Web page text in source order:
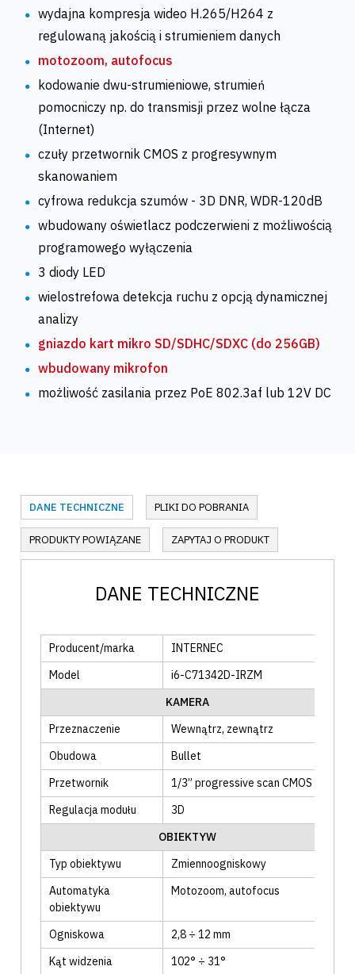
wydajna kompresja wideo H.265/H264 z
regulowaną jakością i strumieniem danych
motozoom, autofocus
kodowanie dwu-strumieniowe, strumień
pomocniczy np. do transmisji przez wolne łącza
(Internet)
czuły przetwornik CMOS z progresywnym
skanowaniem
cyfrowa redukcja szumów - 3D DNR, WDR-120dB
wbudowany oświetlacz podczerwieni z możliwością
programowego wyłączenia
3 diody LED
wielostrefowa detekcja ruchu z opcją dynamicznej
analizy
gniazdo kart mikro SD/SDHC/SDXC (do 256GB)
wbudowany mikrofon
możliwość zasilania przez PoE 802.3af lub 12V DC
DANE TECHNICZNE PLIKI DO POBRANIA
PRODUKTY POWIĄZANE ZAPYTAJ O PRODUKT
DANE TECHNICZNE
Producent/marka
INTERNEC
Model
i6-C71342D-IRZM
KAMERA
Przeznaczenie
Wewnątrz, zewnątrz
Obudowa
Bullet
Przetwornik
1/3” progressive scan CMOS
Regulacja modułu
3D
OBIEKTYW
Typ obiektywu
Zmiennoogniskowy
Automatyka
obiektywu
Motozoom, autofocus
Ogniskowa
2,8 ÷ 12 mm
Kąt widzenia
102° ÷ 31°